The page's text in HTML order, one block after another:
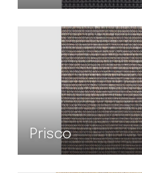
Prisco